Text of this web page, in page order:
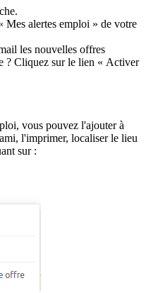
Mes alertes emploi » de votre
les nouvelles offres
? Cliquez sur le lien « Activer
vous pouvez l'ajouter à
l'imprimer, localiser le lieu
sur :